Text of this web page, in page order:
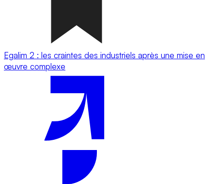
Egalim 2 : les craintes des industriels après une mise en
œuvre complexe